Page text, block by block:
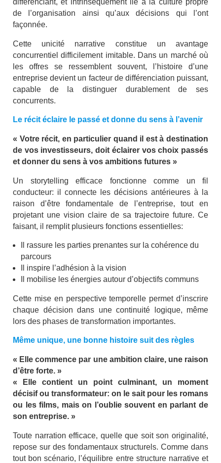
différenciant, et intrinsèquement lié à la culture propre
de l’organisation ainsi qu’aux décisions qui l’ont
façonnée.
Cette unicité narrative constitue un avantage
concurrentiel difficilement imitable. Dans un marché où
les offres se ressemblent souvent, l’histoire d’une
entreprise devient un facteur de différenciation puissant,
capable de la distinguer durablement de ses
concurrents.
Le récit éclaire le passé et donne du sens à l’avenir
« Votre récit, en particulier quand il est à destination
de vos investisseurs, doit éclairer vos choix passés
et donner du sens à vos ambitions futures »
Un storytelling efficace fonctionne comme un fil
conducteur: il connecte les décisions antérieures à la
raison d’être fondamentale de l’entreprise, tout en
projetant une vision claire de sa trajectoire future. Ce
faisant, il remplit plusieurs fonctions essentielles:
Il rassure les parties prenantes sur la cohérence du
parcours
Il inspire l’adhésion à la vision
Il mobilise les énergies autour d’objectifs communs
Cette mise en perspective temporelle permet d’inscrire
chaque décision dans une continuité logique, même
lors des phases de transformation importantes.
Même unique, une bonne histoire suit des règles
« Elle commence par une ambition claire, une raison
d’être forte. »
« Elle contient un point culminant, un moment
décisif ou transformateur: on le sait pour les romans
ou les films, mais on l’oublie souvent en parlant de
son entreprise. »
Toute narration efficace, quelle que soit son originalité,
repose sur des fondamentaux structurels. Comme dans
tout bon scénario, l’équilibre entre structure narrative et